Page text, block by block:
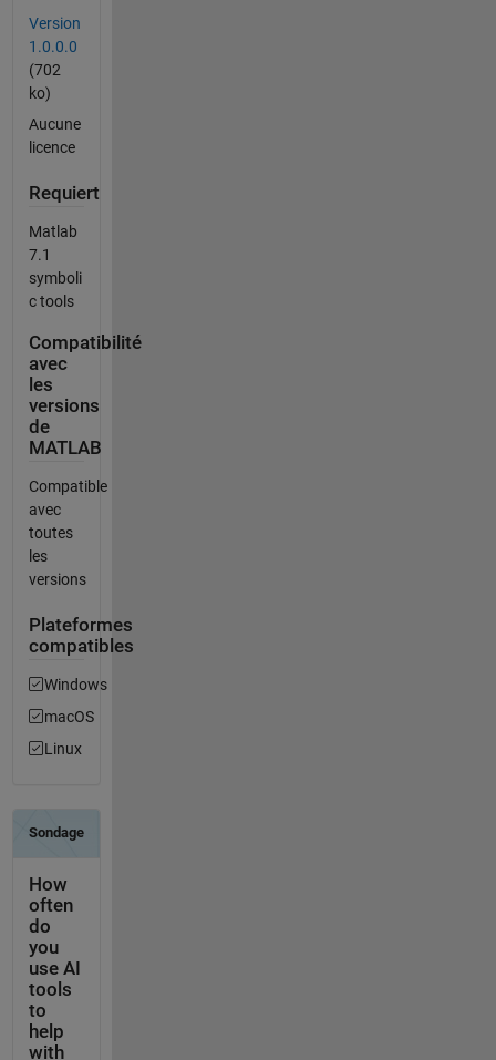
Version
1.0.0.0
(702
ko)
Aucune
licence
Requiert
Matlab
7.1
symboli
c tools
Compatibilité
avec
les
versions
de
MATLAB
Compatible
avec
toutes
les
versions
Plateformes
compatibles
Windows
macOS
Linux